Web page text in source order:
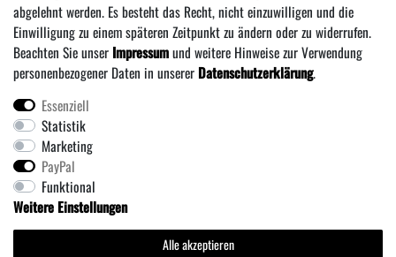
Über uns
Vertrag wiederrufen
* Alle Preise inklusive MwSt. zzgl. Versandkosten
** Bei Variantenartikeln mit unterschiedlichen Preisen pro Variante bezieht sich die
angegebene UVP auf die Variante mit dem niedrigsten Preis. Die UVP zu den weiteren
abgelehnt werden. Es besteht das Recht, nicht einzuwilligen und die
Einwilligung zu einem späteren Zeitpunkt zu ändern oder zu widerrufen.
Beachten Sie unser Impressumund weitere Hinweise zur Verwendung
personenbezogener Daten in unserer Daten­schutz­erklärung.
Essenziell
Statistik
Marketing
PayPal
Funktional
Weitere Einstellungen
Alle akzeptieren